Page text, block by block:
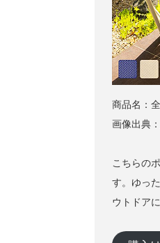
商品名：
画像出典：
こちらの
す。ゆっ
ウトドア